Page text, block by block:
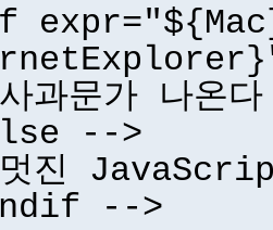
과문가 나온다
-->
진
-->